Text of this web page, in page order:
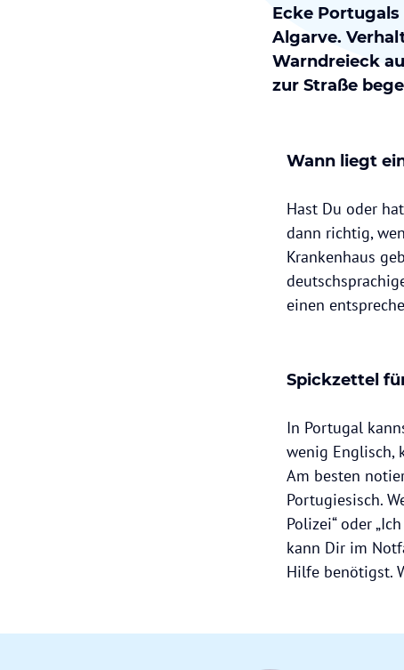
Ecke
Algarve.
Warndreieck
zur Straße
Wann liegt
Hast Du oder
dann richtig,
Krankenhaus
einen
Spickzettel
In Portugal
wenig Englisch,
Am besten
Portugiesisch.
Polizei“ oder
kann Dir im
Hilfe benötigst.